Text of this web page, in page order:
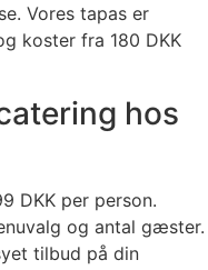
Vores tapas er
koster fra 180 DKK
hos
DKK per person.
og antal gæster.
tilbud på din